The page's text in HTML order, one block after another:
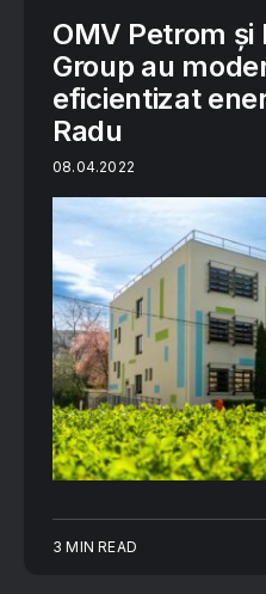
OMV Petrom și
Group au
eficientizat
Radu
08.04.2022
3 MIN READ